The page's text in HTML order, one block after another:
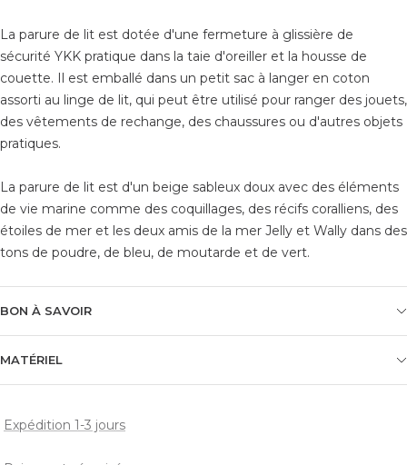
La parure de lit est dotée d'une fermeture à glissière de
sécurité YKK pratique dans la taie d'oreiller et la housse de
couette. Il est emballé dans un petit sac à langer en coton
assorti au linge de lit, qui peut être utilisé pour ranger des jouets,
des vêtements de rechange, des chaussures ou d'autres objets
pratiques.
La parure de lit est d'un beige sableux doux avec des éléments
de vie marine comme des coquillages, des récifs coralliens, des
étoiles de mer et les deux amis de la mer Jelly et Wally dans des
tons de poudre, de bleu, de moutarde et de vert.
BON À SAVOIR
MATÉRIEL
Expédition 1-3 jours